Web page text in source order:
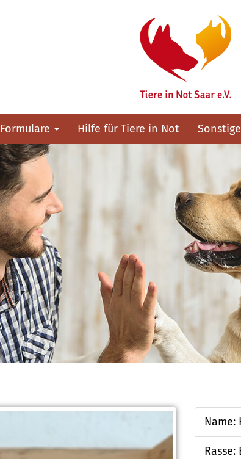
Formulare Hilfe für Tiere in Not
Name:
Rasse: